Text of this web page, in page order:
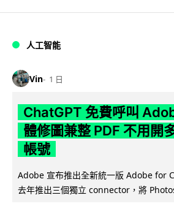
人工智能
Vin 1 日
ChatGPT 免費呼叫
體修圖兼整 PDF 不用開
帳號
Adobe 宣布推出全新統一版 Adobe for
去年推出三個獨立 connector，將